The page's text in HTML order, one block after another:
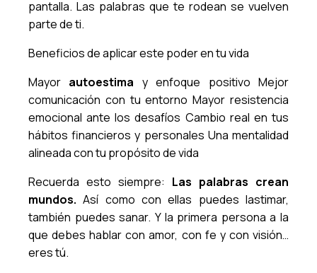
pantalla. Las palabras que te rodean se vuelven
parte de ti.
Beneficios de aplicar este poder en tu vida
Mayor autoestima y enfoque positivo Mejor
comunicación con tu entorno Mayor resistencia
emocional ante los desafíos Cambio real en tus
hábitos financieros y personales Una mentalidad
alineada con tu propósito de vida
Recuerda esto siempre: Las palabras crean
mundos. Así como con ellas puedes lastimar,
también puedes sanar. Y la primera persona a la
que debes hablar con amor, con fe y con visión…
eres tú.